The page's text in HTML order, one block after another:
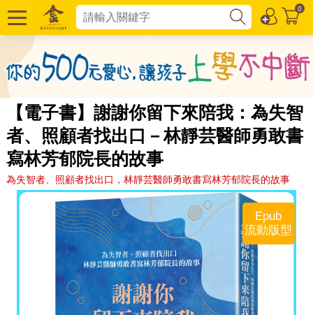
0
【電子書】謝謝你留下來陪我：為失智
者、照顧者找出口－林靜芸醫師勇敢書
寫林芳郁院長的故事
為失智者、照顧者找出口，林靜芸醫師勇敢書寫林芳郁院長的故事
Epub
流動版型